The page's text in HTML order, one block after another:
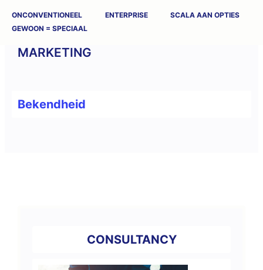
ONCONVENTIONEEL ENTERPRISE
SCALA AAN OPTIES
GEWOON = SPECIAAL
MARKETING
Bekendheid
CONSULTANCY